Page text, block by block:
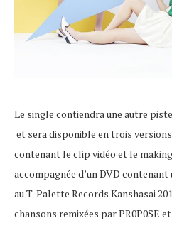
Le single contiendra une autre
et sera disponible en trois
contenant le clip vidéo et le
accompagnée d’un DVD
au T-Palette Records Kanshasai
chansons remixées par PR0P0SE